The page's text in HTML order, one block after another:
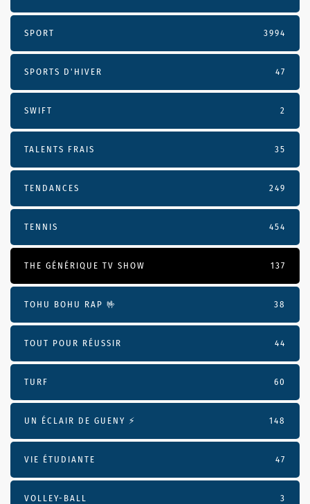
SPORT 3994
SPORTS D'HIVER 47
SWIFT 2
TALENTS FRAIS 35
TENDANCES 249
TENNIS 454
THE GÉNÉRIQUE TV SHOW 137
TOHU BOHU RAP 🤟 38
TOUT POUR RÉUSSIR 44
TURF 60
UN ÉCLAIR DE GUENY ⚡️ 148
VIE ÉTUDIANTE 47
VOLLEY-BALL 3